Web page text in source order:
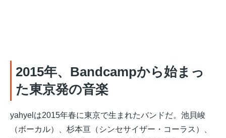
2015年、Bandcampから始まっ
た東京発の音楽
yahyelは2015年春に東京で生まれたバンドだ。池貝峻
（ボーカル）、杉本亘（シンセサイザー・コーラス）、